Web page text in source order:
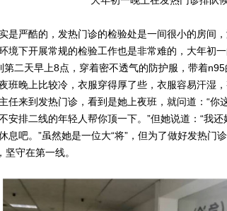
严酷的，发热门诊的检验处是一间很小的房间，
境下开展常规的检验工作也是非常难的，大年初
第二天早上8点，穿着密不透气的防护服，带着
班晚上比较冷，衣服穿得厚了些，衣服容易汗湿
任来到发热门诊，看到是她上夜班，就问道：“你
安排二线的年轻人帮你顶一下。”但她说道：“我
息吧。”虽然她是一位大“将”，但为了做好发热门
坚守在第一线。